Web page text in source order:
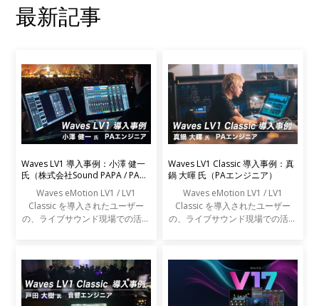
最新記事
Waves LV1 導入事例：小澤 健一
氏（株式会社Sound PAPA / PAエ
Waves eMotion LV1 / LV1
Classic を導入されたユーザー
の、ライブサウンド現場での活用
Waves LV1 Classic 導入事例：真
鍋 大暉 氏（PAエンジニア）
Waves eMotion LV1 / LV1
Classic を導入されたユーザー
の、ライブサウンド現場での活用